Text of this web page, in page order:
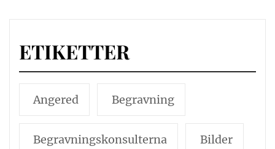
ETIKETTER
Angered Begravning
Begravningskonsulterna Bilder